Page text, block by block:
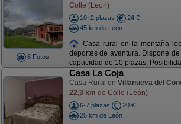
8 Fotos
Colle (León)
10+2 plazas
24 €
45 km de León
Casa rural en la montaña
deportes de aventura. Dispone
capacidad de 10 plazas.
Casa La Coja
Casa Rural en Villanueva del
22,3 km de Colle (León)
6-7 plazas
20 €
25 km de León